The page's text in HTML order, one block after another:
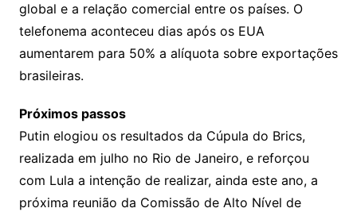
global e a relação comercial entre os países. O
telefonema aconteceu dias após os EUA
aumentarem para 50% a alíquota sobre exportações
brasileiras.
Próximos passos
Putin elogiou os resultados da Cúpula do Brics,
realizada em julho no Rio de Janeiro, e reforçou
com Lula a intenção de realizar, ainda este ano, a
próxima reunião da Comissão de Alto Nível de